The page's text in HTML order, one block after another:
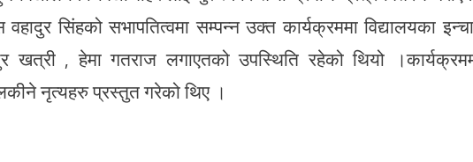
सिंहको सभापतित्वमा सम्पन्न उक्त कार्यक्रममा विद्यालयका
खत्री , हेमा गतराज लगाएतको उपस्थिति रहेको थियो
नृत्यहरु प्रस्तुत गरेको थिए ।